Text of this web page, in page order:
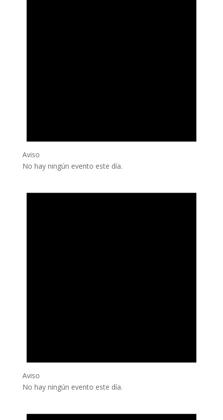
Aviso
No hay ningún evento este día.
Aviso
No hay ningún evento este día.